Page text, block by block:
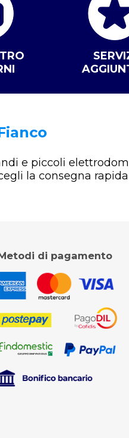
e piccoli
la consegna rapida
di pagamento